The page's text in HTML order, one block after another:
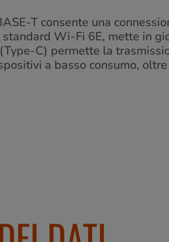
T consente una
Wi-Fi 6E, mette in
C) permette la
a basso consumo,